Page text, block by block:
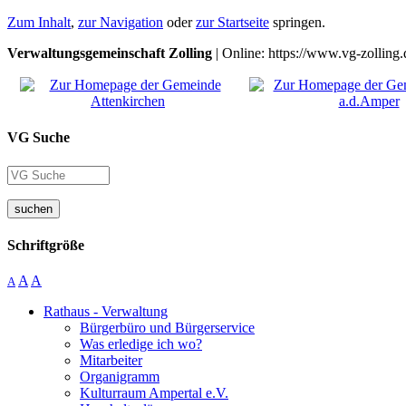
Zum Inhalt, zur Navigation oderzur Startseite springen.
Verwaltungsgemeinschaft Zolling | Online: https://www.vg-
VG Suche
suchen
Schriftgröße
A A A
Rathaus - Verwaltung
Bürgerbüro und Bürgerservice
Was erledige ich wo?
Mitarbeiter
Organigramm
Kulturraum Ampertal e.V.